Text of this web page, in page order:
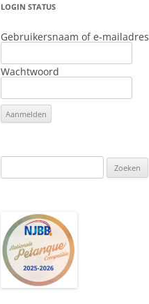
LOGIN STATUS
Gebruikersnaam of e-mailadres
Wachtwoord
naar: